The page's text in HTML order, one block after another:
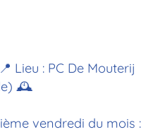
📍 Lieu : PC De Mouterij
🕰
vendredi du mois :